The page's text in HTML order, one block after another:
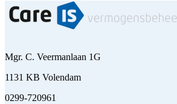
Mgr. C. Veermanlaan 1G
1131 KB Volendam
0299-720961